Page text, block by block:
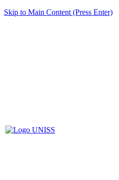
Skip to Main Content (Press Enter)